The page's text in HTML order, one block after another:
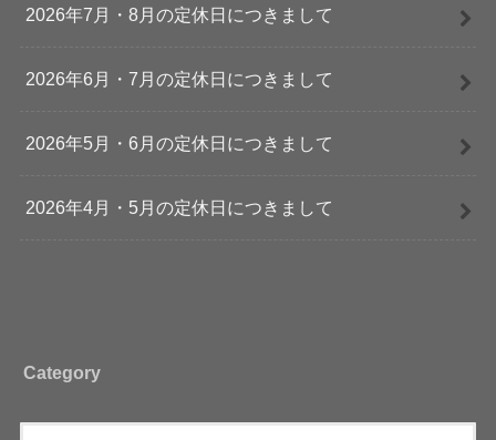
2026年7月・8月の定休日につきまして
2026年6月・7月の定休日につきまして
2026年5月・6月の定休日につきまして
2026年4月・5月の定休日につきまして
Category